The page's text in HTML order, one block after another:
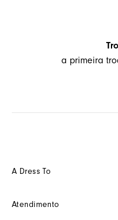
a primeira
A Dress To
Futuro
Atendimento